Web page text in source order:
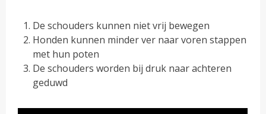
De schouders kunnen niet vrij bewegen
Honden kunnen minder ver naar voren stappen
met hun poten
De schouders worden bij druk naar achteren
geduwd